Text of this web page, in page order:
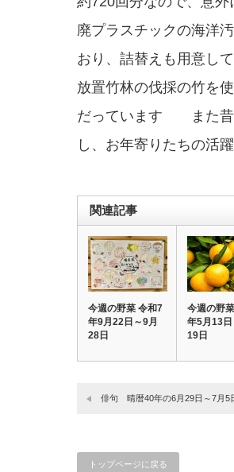
廃プラスチックの海洋
おり、詰替えも用意
放置竹林の伐採の竹を
だっています また昔
し、お年寄りたちの活
関連記事
今週の野菜 令和7
年9月22日～9月
28日
今週の野
年5月13日
19日
俳句 晴暦40年の6月29日～7月5
トップページに戻る